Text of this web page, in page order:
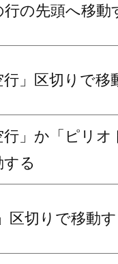
行の先頭へ移動
行」区切りで移
行」か「ピリ
る
区切りで移動